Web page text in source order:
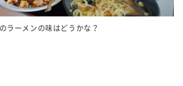
ラーメンの味はどうかな？